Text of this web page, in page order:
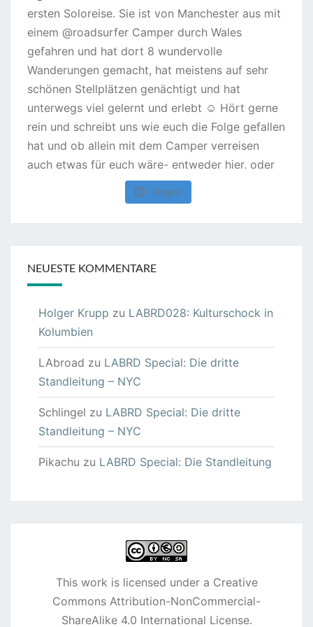
Folgen
NEUESTE KOMMENTARE
Holger Krupp zu LABRD028: Kulturschock in
Kolumbien
LAbroad zu LABRD Special: Die dritte
Standleitung – NYC
Schlingel zu LABRD Special: Die dritte
Standleitung – NYC
Pikachu zu LABRD Special: Die Standleitung
This work is licensed under a Creative
Commons Attribution-NonCommercial-
ShareAlike 4.0 International License.